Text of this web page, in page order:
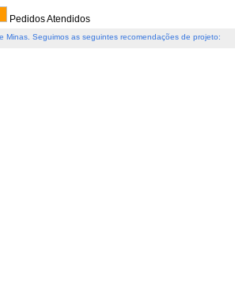
Pedidos Atendidos
Minas. Seguimos as seguintes recomendações de projeto: